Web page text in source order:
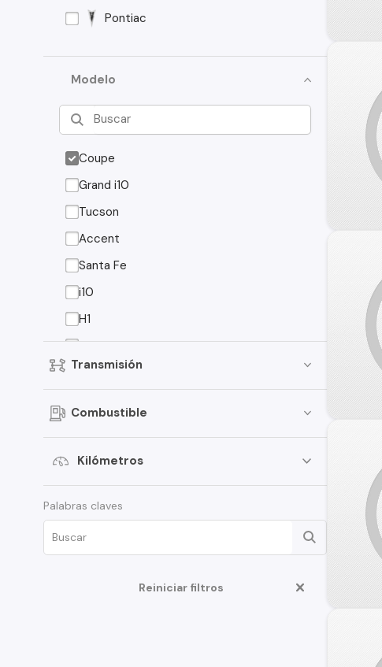
Pontiac
Modelo
Coupe
Grand i10
Tucson
Accent
Santa Fe
i10
H1
EON
Elantra
i30
Verna
i20
Venue
Grand i-10 Sedán
Transmisión
Combustible
Kilómetros
Palabras claves
Reiniciar filtros